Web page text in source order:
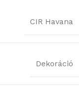
CIR Havana
Dekoráció